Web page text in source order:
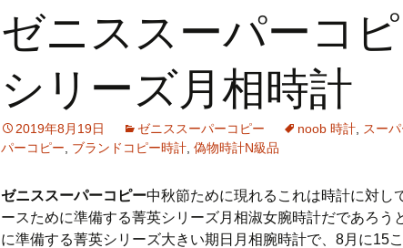
ゼニススーパーコ
シリーズ月相時計
2019年8月19日 ゼニススーパーコピー noob 時計 スー
パーコピー
ブランドコピー時計 偽物時計N級品
ゼニススーパーコピー中秋節ために現れるこれは時計に対し
ースために準備する菁英シリーズ月相淑女腕時計だであろう
に準備する菁英シリーズ大きい期日月相腕時計で、8月に15